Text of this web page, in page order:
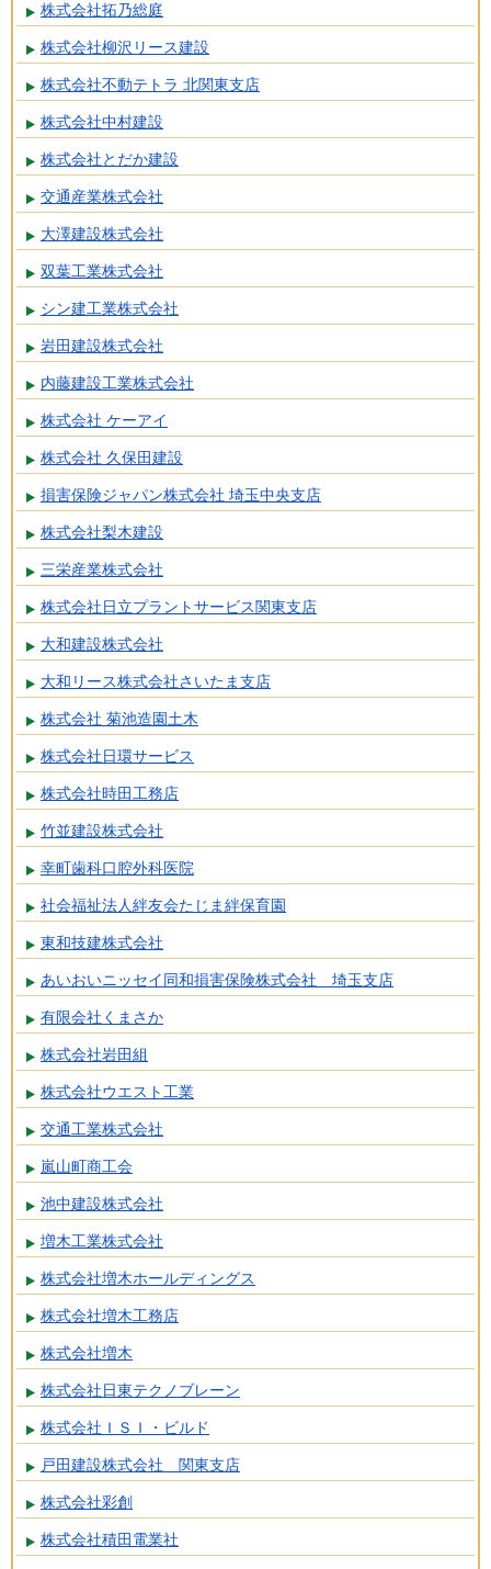
株式会社拓乃総庭
株式会社柳沢リース建設
株式会社不動テトラ 北関東支店
株式会社中村建設
株式会社とだか建設
交通産業株式会社
大澤建設株式会社
双葉工業株式会社
シン建工業株式会社
岩田建設株式会社
内藤建設工業株式会社
株式会社 ケーアイ
株式会社 久保田建設
損害保険ジャパン株式会社 埼玉中央支店
株式会社梨木建設
三栄産業株式会社
株式会社日立プラントサービス関東支店
大和建設株式会社
大和リース株式会社さいたま支店
株式会社 菊池造園土木
株式会社日環サービス
株式会社時田工務店
竹並建設株式会社
幸町歯科口腔外科医院
社会福祉法人絆友会たじま絆保育園
東和技建株式会社
あいおいニッセイ同和損害保険株式会社 埼玉支店
有限会社くまさか
株式会社岩田組
株式会社ウエスト工業
交通工業株式会社
嵐山町商工会
池中建設株式会社
増木工業株式会社
株式会社増木ホールディングス
株式会社増木工務店
株式会社増木
株式会社日東テクノブレーン
株式会社ＩＳＩ・ビルド
戸田建設株式会社 関東支店
株式会社彩創
株式会社積田電業社